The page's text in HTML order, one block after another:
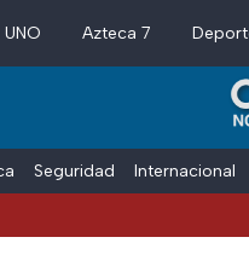
Azteca 7
Seguridad Internacional